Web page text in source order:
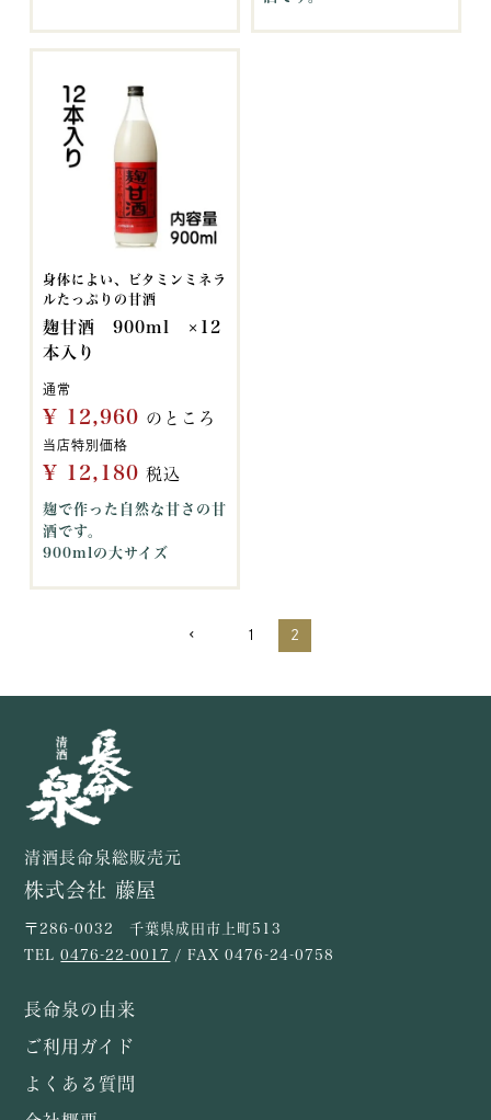
1 2
身体によい、ビタミンミネラ
ルたっぷりの甘酒
麹甘酒 900ml ×12
本入り
通常
¥ 12,960 のところ
当店特別価格
¥ 12,180 税込
麹で作った自然な甘さの甘
酒です。
900mlの大サイズ
清酒長命泉総販売元
株式会社 藤屋
〒286-0032 千葉県成田市上町513
TEL0476-22-0017 / FAX 0476-24-0758
長命泉の由来
ご利用ガイド
よくある質問